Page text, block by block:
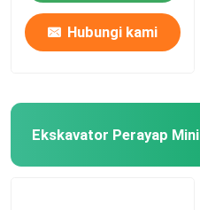
Hubungi kami
Ekskavator Perayap Mini